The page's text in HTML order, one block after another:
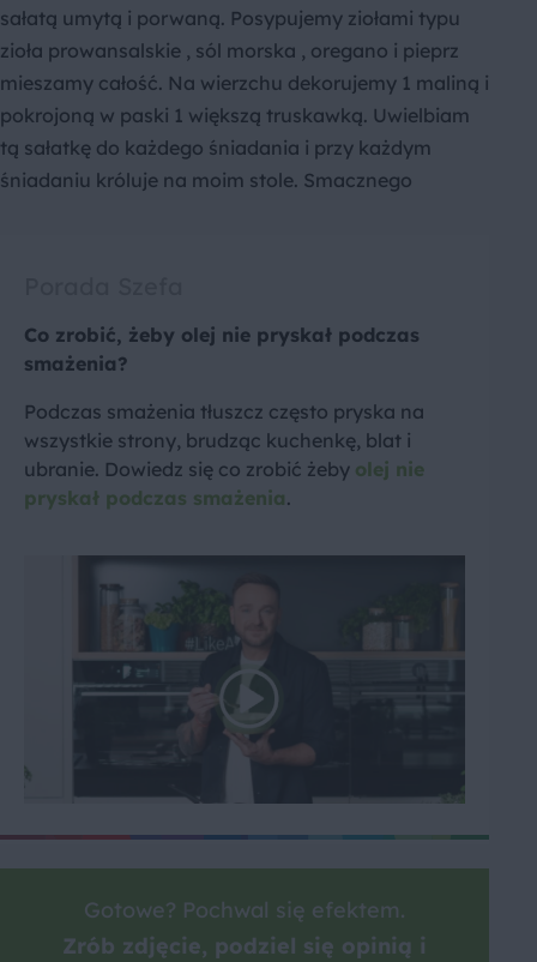
sałatą umytą i porwaną. Posypujemy ziołami typu
zioła prowansalskie , sól morska , oregano i pieprz
mieszamy całość. Na wierzchu dekorujemy 1 maliną i
pokrojoną w paski 1 większą truskawką. Uwielbiam
tą sałatkę do każdego śniadania i przy każdym
śniadaniu króluje na moim stole. Smacznego
Co zrobić, żeby olej nie pryskał podczas
smażenia?
Podczas smażenia tłuszcz często pryska na
wszystkie strony, brudząc kuchenkę, blat i
ubranie. Dowiedz się co zrobić żeby olej nie
pryskał podczas smażenia.
Gotowe? Pochwal się efektem.
Zrób zdjęcie, podziel się opinią i